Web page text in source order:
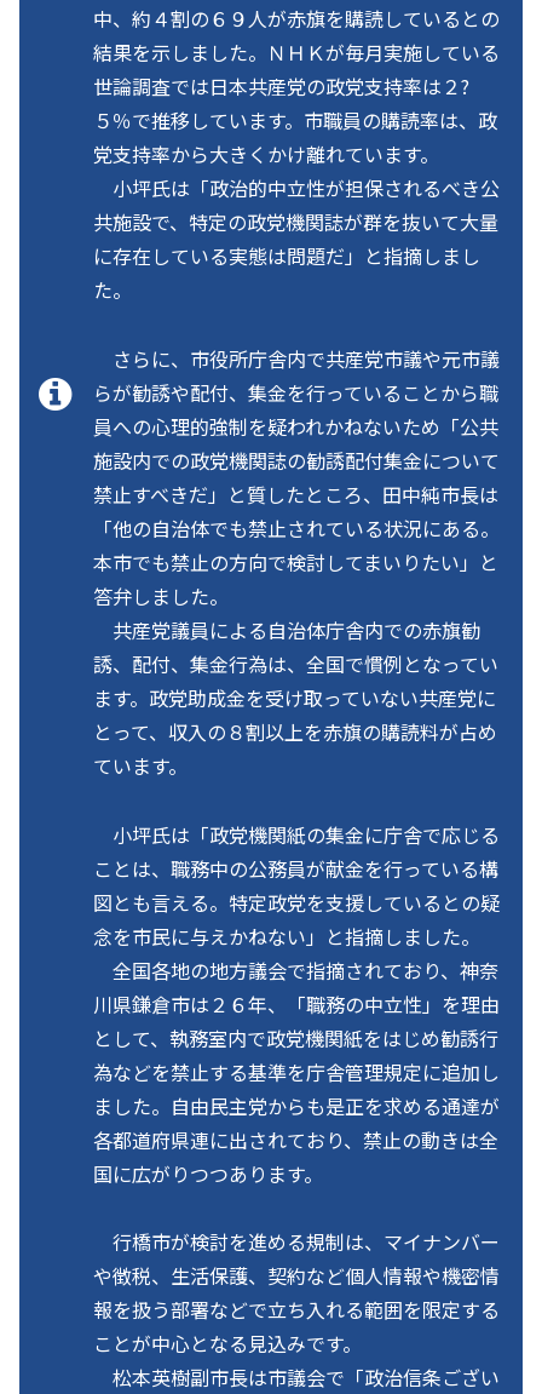
中、約４割の６９人が赤旗を購読しているとの
結果を示しました。ＮＨＫが毎月実施している
世論調査では日本共産党の政党支持率は２?
５％で推移しています。市職員の購読率は、政
党支持率から大きくかけ離れています。
小坪氏は「政治的中立性が担保されるべき公
共施設で、特定の政党機関誌が群を抜いて大量
に存在している実態は問題だ」と指摘しまし
た。
さらに、市役所庁舎内で共産党市議や元市議
らが勧誘や配付、集金を行っていることから職
員への心理的強制を疑われかねないため「公共
施設内での政党機関誌の勧誘配付集金について
禁止すべきだ」と質したところ、田中純市長は
「他の自治体でも禁止されている状況にある。
本市でも禁止の方向で検討してまいりたい」と
答弁しました。
共産党議員による自治体庁舎内での赤旗勧
誘、配付、集金行為は、全国で慣例となってい
ます。政党助成金を受け取っていない共産党に
とって、収入の８割以上を赤旗の購読料が占め
ています。
小坪氏は「政党機関紙の集金に庁舎で応じる
ことは、職務中の公務員が献金を行っている構
図とも言える。特定政党を支援しているとの疑
念を市民に与えかねない」と指摘しました。
全国各地の地方議会で指摘されており、神奈
川県鎌倉市は２６年、「職務の中立性」を理由
として、執務室内で政党機関紙をはじめ勧誘行
為などを禁止する基準を庁舎管理規定に追加し
ました。自由民主党からも是正を求める通達が
各都道府県連に出されており、禁止の動きは全
国に広がりつつあります。
行橋市が検討を進める規制は、マイナンバー
や徴税、生活保護、契約など個人情報や機密情
報を扱う部署などで立ち入れる範囲を限定する
ことが中心となる見込みです。
松本英樹副市長は市議会で「政治信条ござい